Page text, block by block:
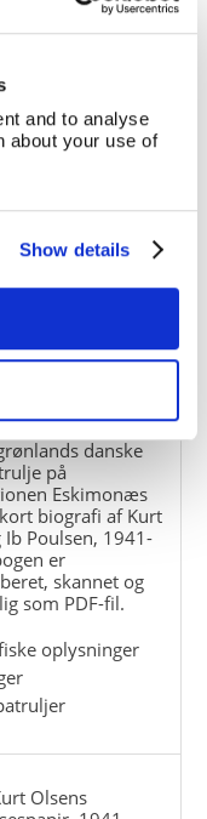
and to analyse
about your use of
Show details
under tjeneste i
danske
på
Eskimonæs
biografi af Kurt
Ib Poulsen, 1941-
er
skannet og
som PDF-fil.
oplysninger
Olsens